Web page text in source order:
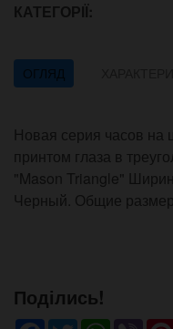
КАТЕГОРІЇ:
ОГЛЯД
Новая серия часов
принтом глаза в
"Mason Triangle"
Черный. Общие
Поділись!